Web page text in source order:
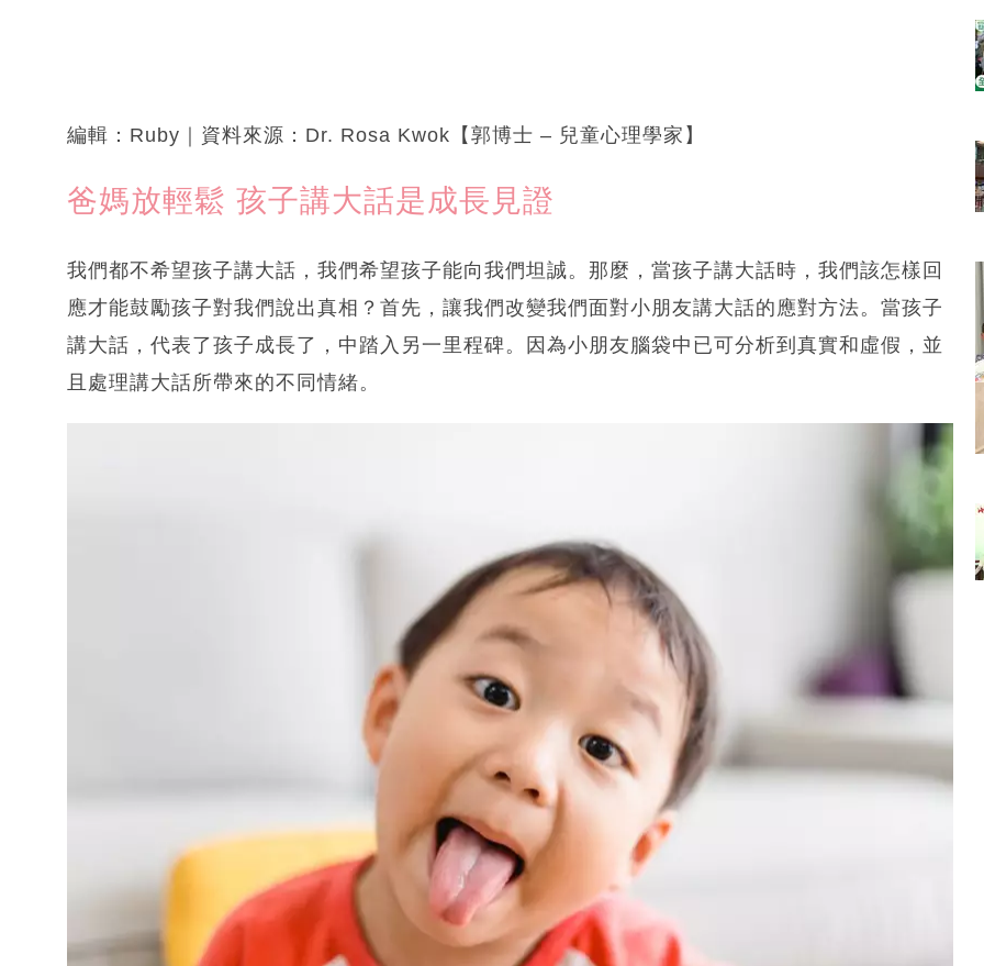
編輯：Ruby｜資料來源：Dr. Rosa Kwok【郭博士 – 兒童心理學家】
爸媽放輕鬆 孩子講大話是成長見證
我們都不希望孩子講大話，我們希望孩子能向我們坦誠。那麼，當孩子講大話時，我們該怎樣回
應才能鼓勵孩子對我們說出真相？首先，讓我們改變我們面對小朋友講大話的應對方法。當孩子
講大話，代表了孩子成長了，中踏入另一里程碑。因為小朋友腦袋中已可分析到真實和虛假，並
且處理講大話所帶來的不同情緒。